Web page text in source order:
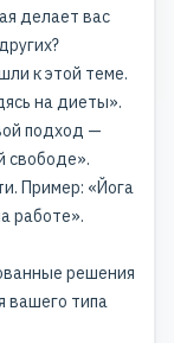
делает вас
к этой теме.
на диеты».
подход —
свободе».
Пример: «Йога
работе».
решения
вашего типа